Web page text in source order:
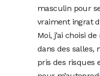
masculin pour
vraiment ingrat
Moi, j’ai choisi
dans des salles,
pris des risques